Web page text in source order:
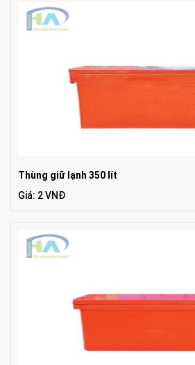
Thùng giữ lạnh 350 lít
Giá: 2 VNĐ